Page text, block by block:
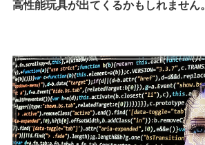
高性能玩具が出てくるかもしれません。